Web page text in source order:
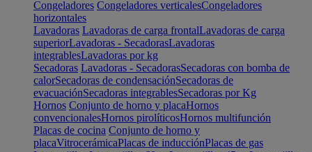
Congeladores Congeladores verticalesCongeladores
horizontales
Lavadoras Lavadoras de carga frontalLavadoras de carga
superiorLavadoras - SecadorasLavadoras
integrablesLavadoras por kg
Secadoras Lavadoras - SecadorasSecadoras con bomba de
calorSecadoras de condensaciónSecadoras de
evacuaciónSecadoras integrablesSecadoras por Kg
Hornos Conjunto de horno y placaHornos
convencionalesHornos pirolíticosHornos multifunción
Placas de cocina Conjunto de horno y
placaVitrocerámicaPlacas de inducciónPlacas de gas